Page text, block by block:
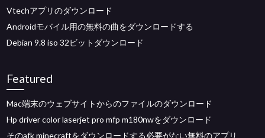
Vtechアプリのダウンロード
Androidモバイル用の無料の曲をダウンロードする
Debian 9.8 iso 32ビットダウンロード
Featured
Mac端末のウェブサイトからのファイルのダウンロード
Hp driver color laserjet pro mfp m180nwをダウンロード
そのafk minecraftをダウンロードする必要がない無料のアプリ